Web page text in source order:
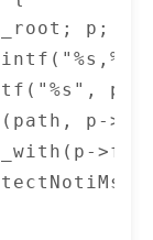
p; p
p-